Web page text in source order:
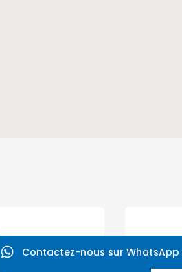
Contactez-nous sur WhatsApp